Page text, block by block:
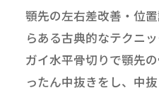
顎先の左右差改善・位
らある古典的なテクニ
ガイ水平骨切りで顎先
ったん中抜きをし、中